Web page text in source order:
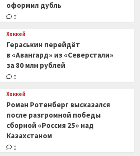
оформил дубль
0
Хоккей
Гераськин перейдёт
в «Авангард» из «Северстали»
за 80 млн рублей
0
Хоккей
Роман Ротенберг высказался
после разгромной победы
сборной «Россия 25» над
Казахстаном
0